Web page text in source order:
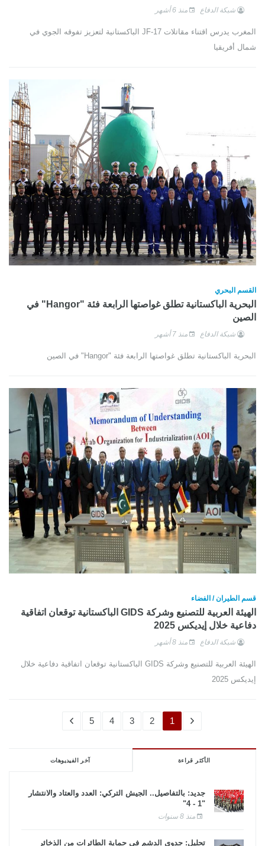
شبكة الدفاع منذ 6 أشهر
المغرب يدرس اقتناء مقاتلات JF-17 الباكستانية لتعزيز تفوقه الجوي في
شمال أفريقيا
القسم البحري
البحرية الباكستانية تطلق غواصتها الرابعة فئة "Hangor" في
الصين
شبكة الدفاع منذ 7 أشهر
البحرية الباكستانية تطلق غواصتها الرابعة فئة "Hangor" في الصين
قسم الطيران / الفضاء
الهيئة العربية للتصنيع وشركة GIDS الباكستانية توقعان اتفاقية
دفاعية خلال إيديكس 2025
شبكة الدفاع منذ 8 أشهر
الهيئة العربية للتصنيع وشركة GIDS الباكستانية توقعان اتفاقية دفاعية خلال
إيديكس 2025
1
2
3
4
5
الأكثر قراءة آخر الفيديوهات
جديد: بالتفاصيل.. الجيش التركي: العدد والعتاد والانتشار
"1 - 4"
منذ 8 سنوات
تحليل: جدوى الدشم فى حماية الطائرات من الذخائر